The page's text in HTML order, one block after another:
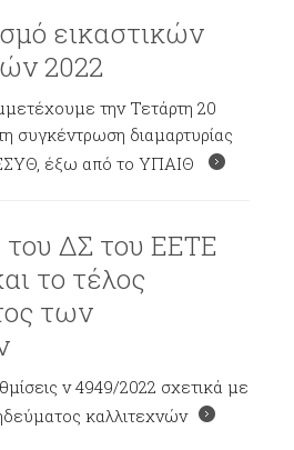
εικαστικών
2022
την Τετάρτη 20
συγκέντρωση διαμαρτυρίας
έξω από το ΥΠΑΙΘ
ΔΣ του ΕΕΤΕ
το τέλος
των
ν 4949/2022 σχετικά με
καλλιτεχνών